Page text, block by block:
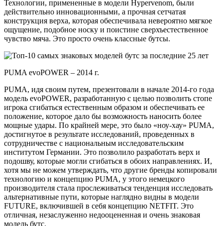
Технологии, примененные в модели Hypervenom, были
действительно инновационными, а прочная сетчатая
конструкция верха, которая обеспечивала невероятно мягкое
ощущение, подобное носку и поистине сверхъестественное
чувство мяча. Это просто очень классные бутсы.
PUMA evoPOWER – 2014 г.
PUMA, идя своим путем, презентовали в начале 2014-го года
модель evoPOWER, разработанную с целью позволить стопе
игрока сгибаться естественным образом и обеспечивать ее
положение, которое дало бы возможность наносить более
мощные удары. По крайней мере, это было «ноу-хау» PUMA,
достигнутое в результате исследований, проведенных в
сотрудничестве с национальным исследовательским
институтом Германии. Это позволило разработать верх и
подошву, которые могли сгибаться в обоих направлениях. И,
хотя мы не можем утверждать, что другие бренды копировали
технологию и концепцию PUMA, у этого немецкого
производителя стала прослеживаться тенденция исследовать
альтернативные пути, которые наглядно видны в модели
FUTURE, включившей в себя концепцию NETFIT. Это
отличная, незаслуженно недооцененная и очень знаковая
модель бутс.